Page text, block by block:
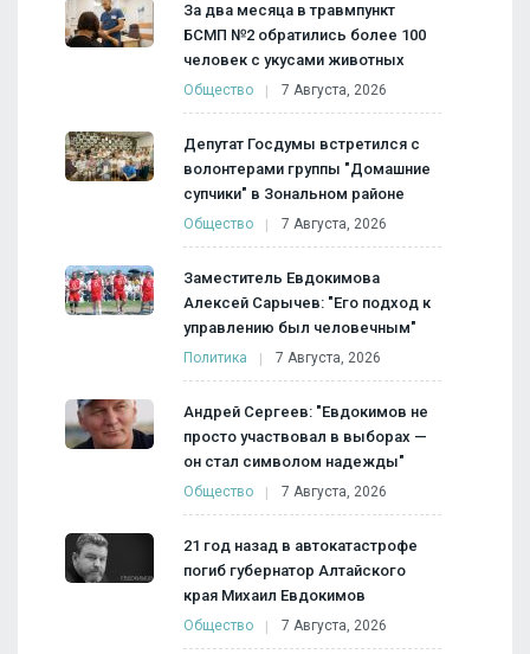
За два месяца в травмпункт
БСМП №2 обратились более 100
человек с укусами животных
Общество 7 Августа, 2026
Депутат Госдумы встретился с
волонтерами группы "Домашние
супчики" в Зональном районе
Общество 7 Августа, 2026
Заместитель Евдокимова
Алексей Сарычев: "Его подход к
управлению был человечным"
Политика 7 Августа, 2026
Андрей Сергеев: "Евдокимов не
просто участвовал в выборах —
он стал символом надежды"
Общество 7 Августа, 2026
21 год назад в автокатастрофе
погиб губернатор Алтайского
края Михаил Евдокимов
Общество 7 Августа, 2026